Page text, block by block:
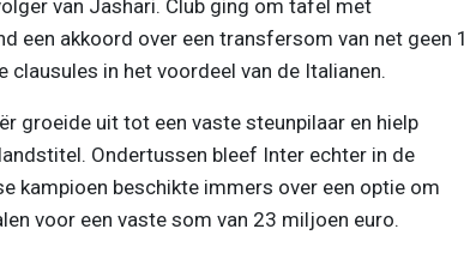
van Jashari. Club ging om tafel met
een akkoord over een transfersom van net geen
clausules in het voordeel van de Italianen.
groeide uit tot een vaste steunpilaar en hielp
Ondertussen bleef Inter echter in de
kampioen beschikte immers over een optie om
voor een vaste som van 23 miljoen euro.